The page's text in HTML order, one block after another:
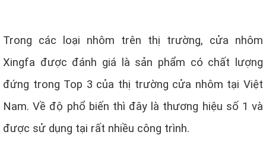
Trong các loại nhôm trên thị trường, cửa nhôm
Xingfa được đánh giá là sản phẩm có chất lượng
đứng trong Top 3 của thị trường cửa nhôm tại Việt
Nam.Về độ phổ biến thì đây là thương hiệu số 1 và
được sử dụng tại rất nhiều công trình.